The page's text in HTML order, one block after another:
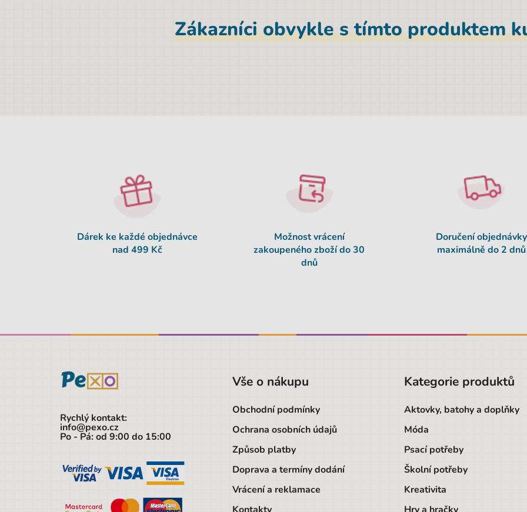
Zákazníci obvykle s tímto produktem
Dárek ke každé objednávce
nad 499 Kč
Možnost vrácení
zakoupeného zbožído 30
dnů
Doručení objednávky
maximálně do 2 dnů
Rychlý kontakt:
info@pexo.cz
Po - Pá: od 9:00 do 15:00
Vše o nákupu
Obchodní podmínky
Ochrana osobních údajů
Způsob platby
Doprava a termíny dodání
Vrácení a reklamace
Kategorie produktů
Aktovky, batohy a doplňky
Móda
Psací potřeby
Školní potřeby
Kreativita